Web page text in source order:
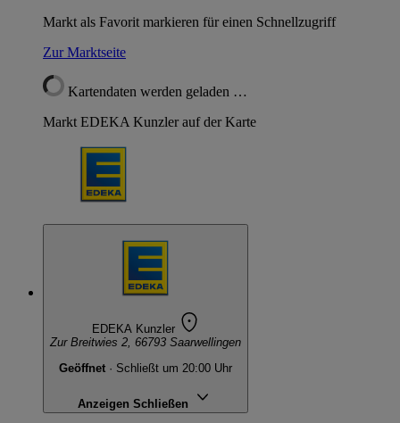
Markt als Favorit markieren für einen Schnellzugriff
Zur Marktseite
Kartendaten werden geladen …
Markt EDEKA Kunzler auf der Karte
EDEKA Kunzler
Zur Breitwies 2, 66793 Saarwellingen
Geöffnet · Schließt um 20:00 Uhr
Anzeigen Schließen